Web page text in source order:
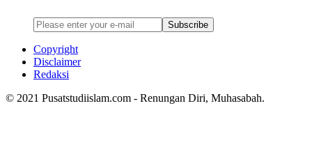
Subscribe
Copyright
Disclaimer
Redaksi
© 2021 Pusatstudiislam.com - Renungan Diri, Muhasabah.